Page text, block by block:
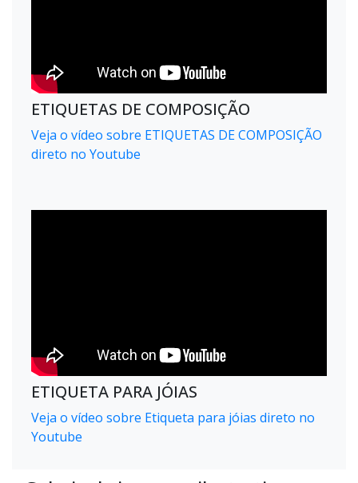
ETIQUETAS DE COMPOSIÇÃO
Veja o vídeo sobre ETIQUETAS DE COMPOSIÇÃO
direto no Youtube
ETIQUETA PARA JÓIAS
Veja o vídeo sobre Etiqueta para jóias direto no
Youtube